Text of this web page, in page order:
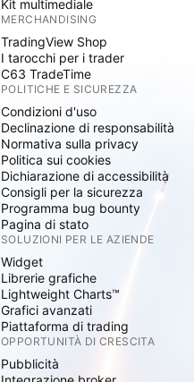
Kit multimediale
MERCHANDISING
TradingView Shop
I tarocchi per i trader
C63 TradeTime
POLITICHE E SICUREZZA
Condizioni d'uso
Declinazione di responsabilità
Normativa sulla privacy
Politica sui cookies
Dichiarazione di accessibilità
Consigli per la sicurezza
Programma bug bounty
Pagina di stato
SOLUZIONI PER LE AZIENDE
Widget
Librerie grafiche
Lightweight Charts™
Grafici avanzati
Piattaforma di trading
OPPORTUNITÀ DI CRESCITA
Pubblicità